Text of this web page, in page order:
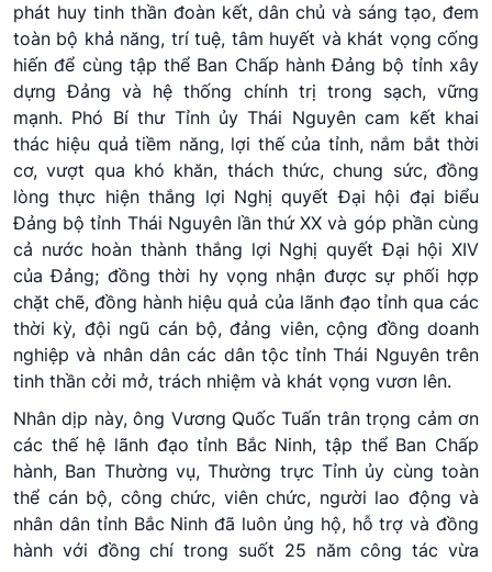
phát huy tinh thần đoàn kết, dân chủ và sáng tạo, đem
toàn bộ khả năng, trí tuệ, tâm huyết và khát vọng cống
hiến để cùng tập thể Ban Chấp hành Đảng bộ tỉnh xây
dựng Đảng và hệ thống chính trị trong sạch, vững
mạnh. Phó Bí thư Tỉnh ủy Thái Nguyên cam kết khai
thác hiệu quả tiềm năng, lợi thế của tỉnh, nắm bắt thời
cơ, vượt qua khó khăn, thách thức, chung sức, đồng
lòng thực hiện thắng lợi Nghị quyết Đại hội đại biểu
Đảng bộ tỉnh Thái Nguyên lần thứ XX và góp phần cùng
cả nước hoàn thành thắng lợi Nghị quyết Đại hội XIV
của Đảng; đồng thời hy vọng nhận được sự phối hợp
chặt chẽ, đồng hành hiệu quả của lãnh đạo tỉnh qua các
thời kỳ, đội ngũ cán bộ, đảng viên, cộng đồng doanh
nghiệp và nhân dân các dân tộc tỉnh Thái Nguyên trên
tinh thần cởi mở, trách nhiệm và khát vọng vươn lên.
Nhân dịp này, ông Vương Quốc Tuấn trân trọng cảm ơn
các thế hệ lãnh đạo tỉnh Bắc Ninh, tập thể Ban Chấp
hành, Ban Thường vụ, Thường trực Tỉnh ủy cùng toàn
thể cán bộ, công chức, viên chức, người lao động và
nhân dân tỉnh Bắc Ninh đã luôn ủng hộ, hỗ trợ và đồng
hành với đồng chí trong suốt 25 năm công tác vừa